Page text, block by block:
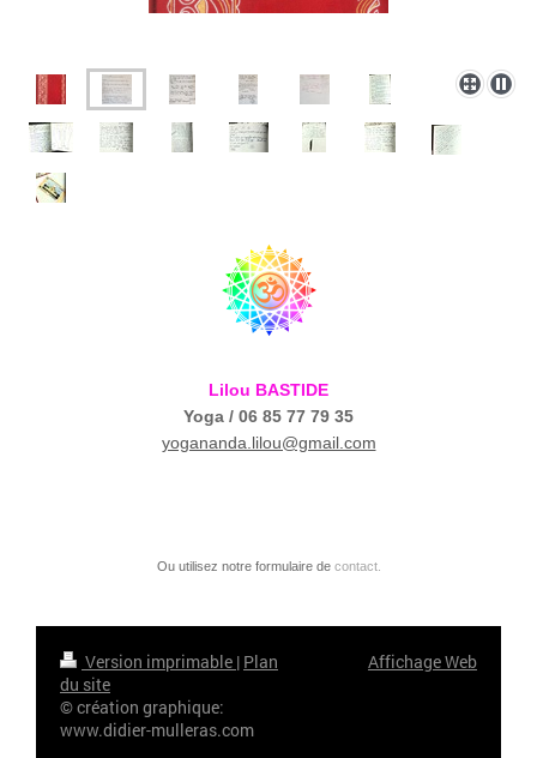
Lilou BASTIDE
Yoga / 06 85 77 79 35
yogananda.lilou@gmail.com
Ou utilisez notre formulaire decontact.
Version imprimable | Plan
du site
© création graphique:
www.didier-mulleras.com
Affichage Web